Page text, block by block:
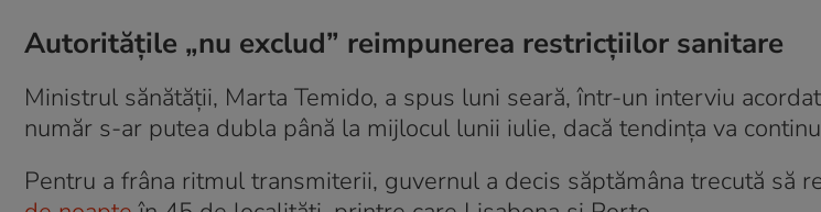
Autoritățile „nu exclud” reimpunerea restricțiilor sanitare
Ministrul sănătății, Marta Temido, a spus luni seară, într-un interviu
număr s-ar putea dubla până la mijlocul lunii iulie, dacă tendința va
Pentru a frâna ritmul transmiterii, guvernul a decis săptămâna trecută să